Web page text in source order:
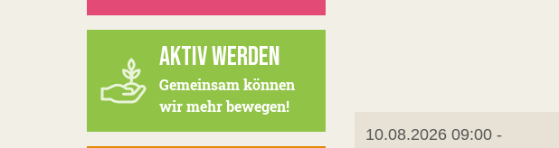
10.08.2026 09:00 -
AKTIV WERDEN
Gemeinsam können
wir mehr bewegen!